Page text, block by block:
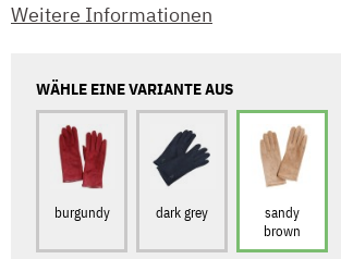
Weitere Informationen
WÄHLE EINE VARIANTE AUS
burgundy dark grey
sandy
brown